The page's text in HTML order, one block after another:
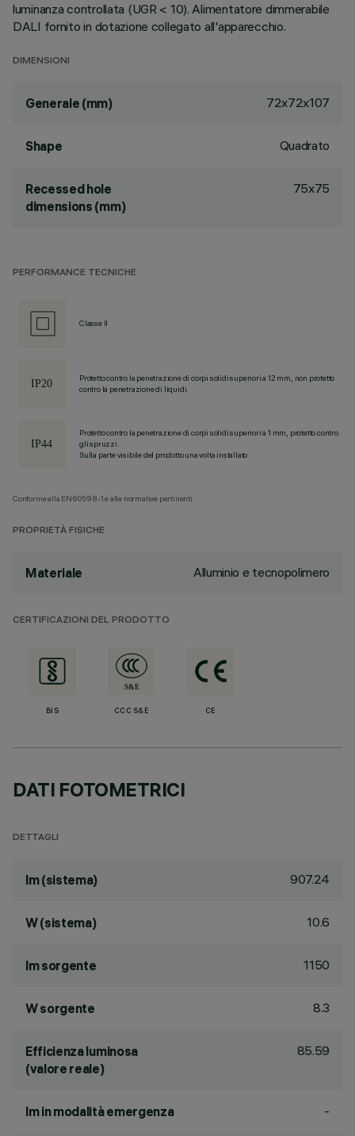
luminanza controllata (UGR < 10). Alimentatore dimmerabile
DALI fornito in dotazione collegato all'apparecchio.
DIMENSIONI
Generale (mm) 72x72x107
Shape Quadrato
Recessed hole
dimensions (mm)
75x75
PERFORMANCE TECNICHE
Classe II
Protetto contro la penetrazione di corpi solidi superiori a 12 mm, non protetto
contro la penetrazione di liquidi.
Protetto contro la penetrazione di corpi solidi superiori a 1 mm, protetto contro
gli spruzzi.
Sulla parte visibile del prodotto una volta installato
Conforme alla EN60598-1 e alle normative pertinenti.
PROPRIETÀ FISICHE
Materiale Alluminio e tecnopolimero
CERTIFICAZIONI DEL PRODOTTO
BIS CCC S&E CE
DATI FOTOMETRICI
DETTAGLI
lm (sistema) 907.24
W (sistema) 10.6
lm sorgente 1150
W sorgente 8.3
Efficienza luminosa
(valore reale)
85.59
lm in modalità emergenza -